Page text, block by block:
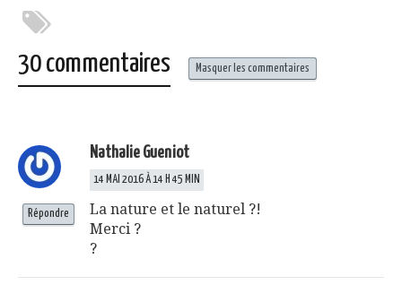
ami(ouvre
nouvelle
fenêtre)
30 commentaires Masquer les commentaires
Nathalie Gueniot
14 MAI 2016 À 14 H 45 MIN
La nature et le naturel ?!
Merci ?
?
Répondre